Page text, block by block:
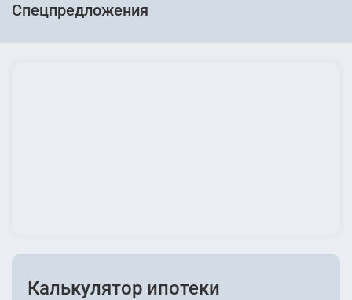
Спецпредложения
Калькулятор ипотеки